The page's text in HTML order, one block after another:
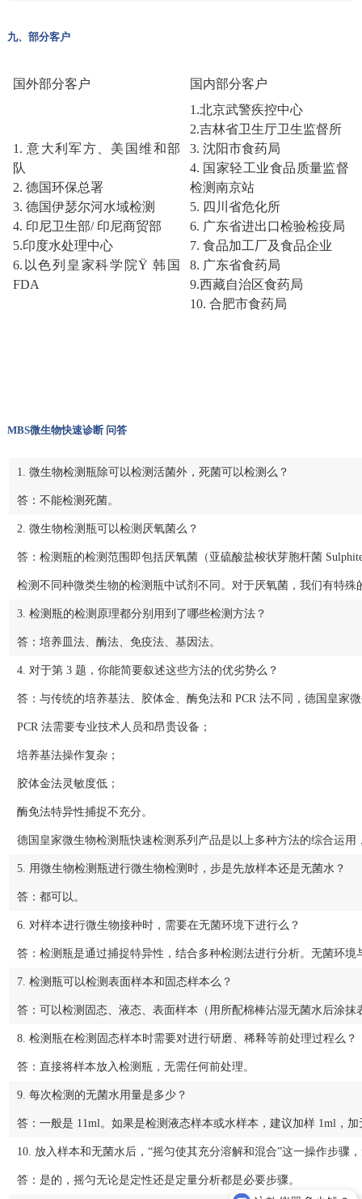
九、部分客户
国外部分客户 国内部分客户
1. 意大利军方、美国维和部
队
2. 德国环保总署
3. 德国伊瑟尔河水域检测
4. 印尼卫生部/ 印尼商贸部
5.印度水处理中心
6.以色列皇家科学院Ÿ 韩国
FDA
1.北京武警疾控中心
2.吉林省卫生厅卫生监督所
3. 沈阳市食药局
4. 国家轻工业食品质量监督
检测南京站
5. 四川省危化所
6. 广东省进出口检验检疫局
7. 食品加工厂及食品企业
8. 广东省食药局
9.西藏自治区食药局
10. 合肥市食药局
MBS微生物快速诊断 问答
1. 微生物检测瓶除可以检测活菌外，死菌可以检测么？
答：不能检测死菌。
2. 微生物检测瓶可以检测厌氧菌么？
答：检测瓶的检测范围即包括厌氧菌（亚硫酸盐梭状芽胞杆菌
检测不同种微类生物的检测瓶中试剂不同。对于厌氧菌，我们有特殊
3. 检测瓶的检测原理都分别用到了哪些检测方法？
答：培养皿法、酶法、免疫法、基因法。
4. 对于第 3 题，你能简要叙述这些方法的优劣势么？
答：与传统的培养基法、胶体金、酶免法和 PCR 法不同，德国皇家
PCR 法需要专业技术人员和昂贵设备；
培养基法操作复杂；
胶体金法灵敏度低；
酶免法特异性捕捉不充分。
德国皇家微生物检测瓶快速检测系列产品是以上多种方法的综合运
5. 用微生物检测瓶进行微生物检测时，步是先放样本还是无菌水？
答：都可以。
6. 对样本进行微生物接种时，需要在无菌环境下进行么？
答：检测瓶是通过捕捉特异性，结合多种检测法进行分析。无菌环
7. 检测瓶可以检测表面样本和固态样本么？
答：可以检测固态、液态、表面样本（用所配棉棒沾湿无菌水后涂
8. 检测瓶在检测固态样本时需要对进行研磨、稀释等前处理过程么？
答：直接将样本放入检测瓶，无需任何前处理。
9. 每次检测的无菌水用量是多少？
答：一般是 11ml。如果是检测液态样本或水样本，建议加样 1ml，加
10. 放入样本和无菌水后，“摇匀使其充分溶解和混合”这一操作步骤
答：是的，摇匀无论是定性还是定量分析都是必要步骤。